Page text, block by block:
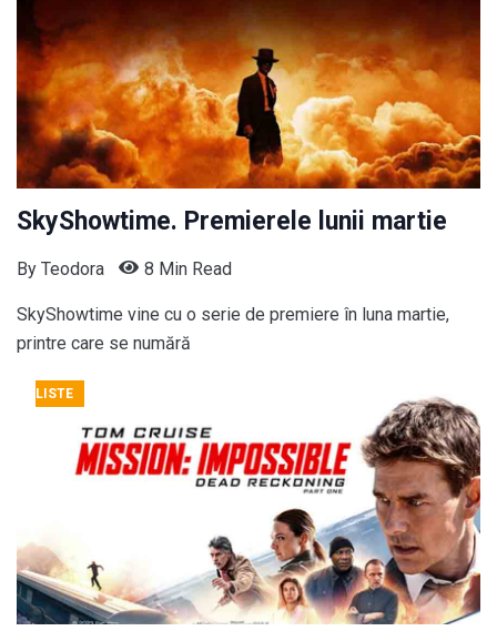
SkyShowtime. Premierele lunii martie
By Teodora 8 Min Read
SkyShowtime vine cu o serie de premiere în luna martie,
printre care se numără
LISTE